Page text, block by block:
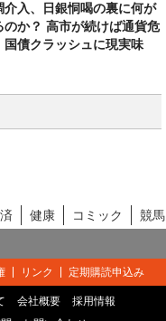
介入、日銀恫喝の裏に何が
のか？ 高市が続けば通貨危
国債クラッシュに現実味
健康 コミック 競馬
リンク 定期購読申込み
会社概要
採用情報